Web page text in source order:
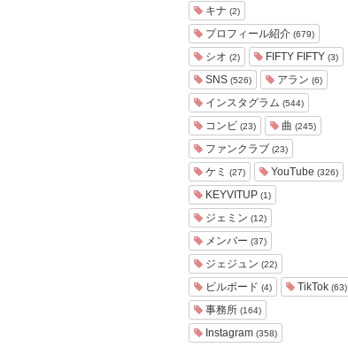
・
韓
国
ま
と
め
J
O
H
ジ
ョ
ア
キナ (2)
プロフィール紹介 (679)
シオ (2) FIFTY FIFTY (3)
SNS (526) アラン (6)
インスタグラム (544)
コンビ (23) 曲 (245)
ファンクラブ (23)
ケミ (27) YouTube (326)
KEYVITUP (1)
ジェミン (12)
メンバー (37)
ジェジュン (22)
ビルボード (4) TikTok (63)
事務所 (164)
Instagram (358)